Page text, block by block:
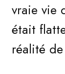
vraie vie
était
réalité